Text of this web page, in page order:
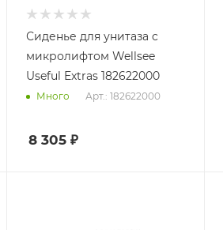
Сиденье для унитаза с
микролифтом Wellsee
Useful Extras 182622000
Много Арт.: 182622000
8 305₽